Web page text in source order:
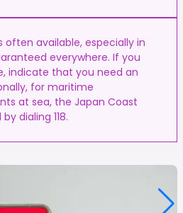
often available, especially in
everywhere. If you
indicate that you need an
for maritime
at sea, the Japan Coast
dialing 118.